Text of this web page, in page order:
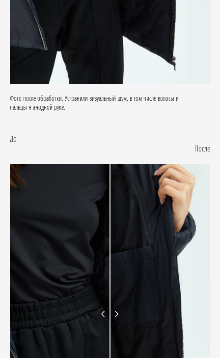
Фото после обработки. Устранили визуальный шум, в том числе волосы и
пальцы н анодной руке.
До
После